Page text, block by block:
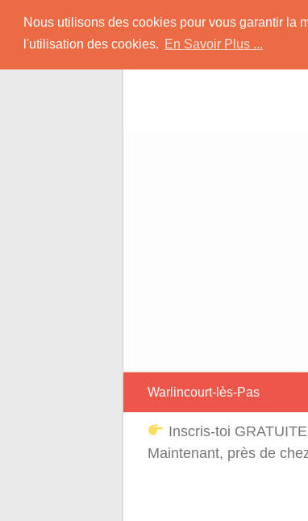
Nous utilisons des cookies pour vous garantir la
l'utilisation des cookies. En Savoir Plus ...
content
Rencontrer-
Conseils pour des Rencontres
Warlincourt-lès-Pas
Inscris-toi
Maintenant, près de